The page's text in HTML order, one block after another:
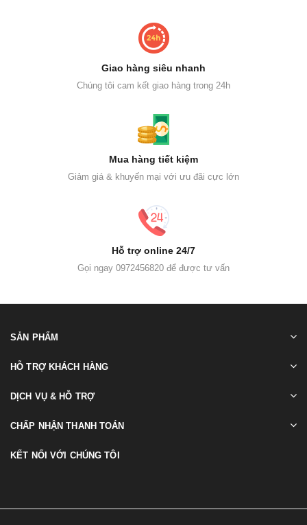
Giao hàng siêu nhanh
Chúng tôi cam kết giao hàng trong 24h
Mua hàng tiết kiệm
Giảm giá & khuyến mại với ưu đãi cực lớn
Hỗ trợ online 24/7
Gọi ngay 0972456820 để được tư vấn
SẢN PHẨM
HỖ TRỢ KHÁCH HÀNG
DỊCH VỤ & HỖ TRỢ
CHẤP NHẬN THANH TOÁN
KẾT NỐI VỚI CHÚNG TÔI